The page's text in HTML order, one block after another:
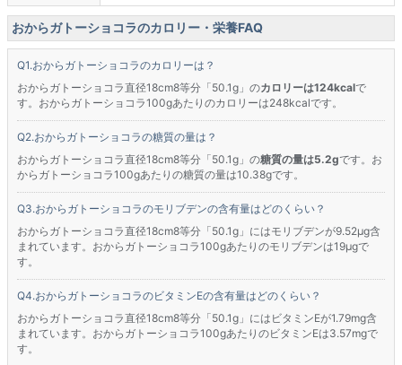
おからガトーショコラのカロリー・栄養FAQ
おからガトーショコラのカロリーは？
おからガトーショコラ直径18cm8等分「50.1g」のカロリーは124kcalで
す。おからガトーショコラ100gあたりのカロリーは248kcalです。
おからガトーショコラの糖質の量は？
おからガトーショコラ直径18cm8等分「50.1g」の糖質の量は5.2gです。お
からガトーショコラ100gあたりの糖質の量は10.38gです。
おからガトーショコラのモリブデンの含有量はどのくらい？
おからガトーショコラ直径18cm8等分「50.1g」にはモリブデンが9.52μg含
まれています。おからガトーショコラ100gあたりのモリブデンは19μgで
す。
おからガトーショコラのビタミンEの含有量はどのくらい？
おからガトーショコラ直径18cm8等分「50.1g」にはビタミンEが1.79mg含
まれています。おからガトーショコラ100gあたりのビタミンEは3.57mgで
す。